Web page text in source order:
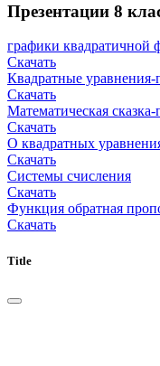
Презентации 8
графики квадратичной
Скачать
Квадратные
Скачать
Математическая
Скачать
О квадратных
Скачать
Системы счисления
Скачать
Функция обратная
Скачать
Title